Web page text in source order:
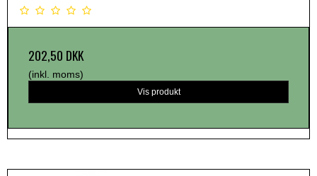
202,50 DKK
(inkl. moms)
Vis produkt